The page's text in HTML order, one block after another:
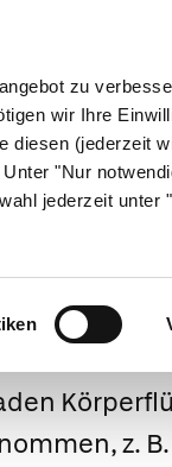
zu
wir Ihre
diesen (jederzeit
"Nur
jederzeit unter
& Kind
z.